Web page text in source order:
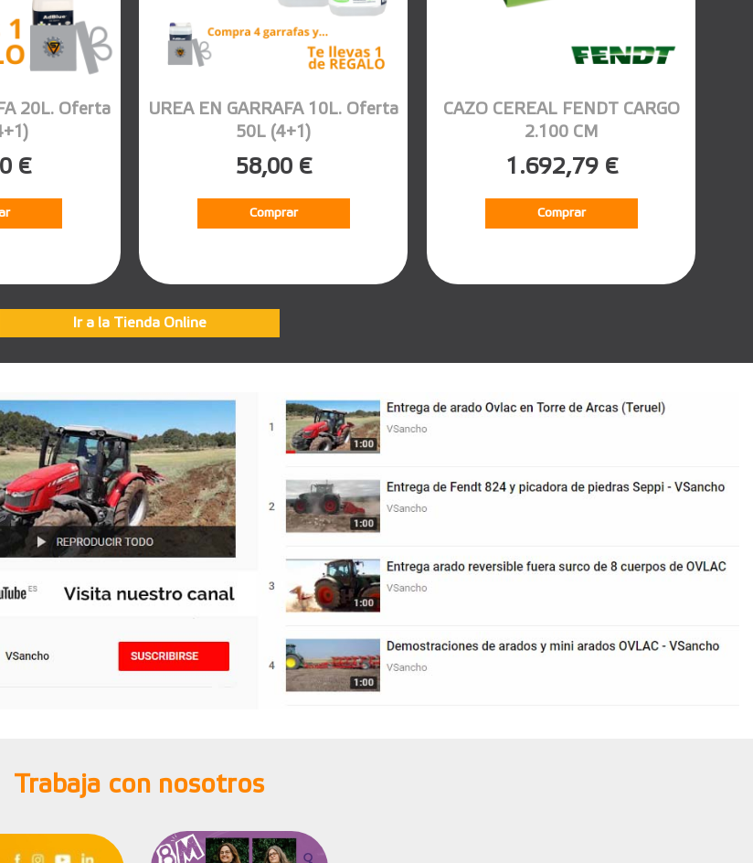
20L. Oferta
€
UREA EN GARRAFA 10L. Oferta
50L (4+1)
58,00 €
Comprar
CAZO CEREAL FENDT CARGO
2.100 CM
1.692,79 €
Comprar
Ir a la Tienda Online
Trabaja con nosotros